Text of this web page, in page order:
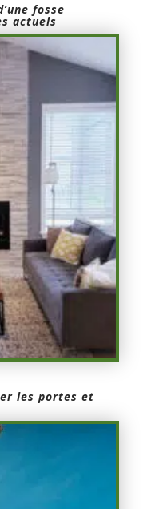
fosse
actuels
les portes et